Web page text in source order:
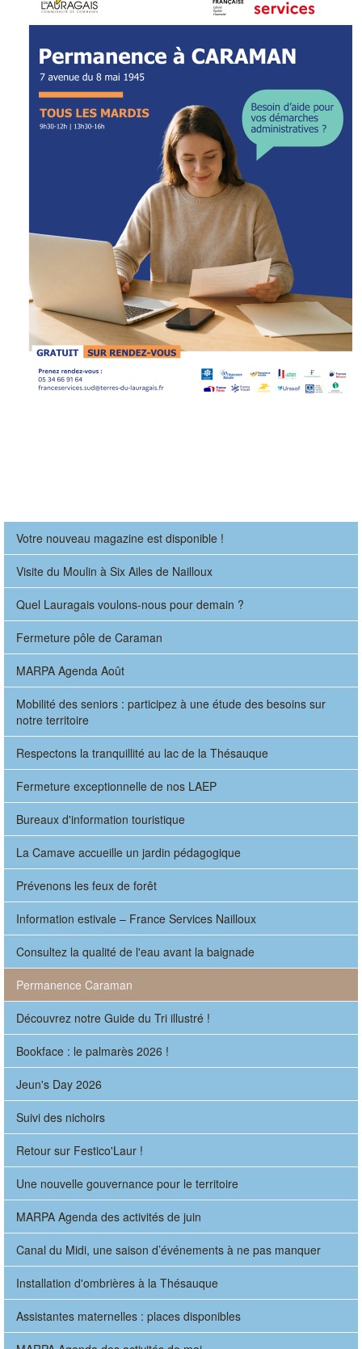
Votre nouveau magazine est disponible !
Visite du Moulin à Six Ailes de Nailloux
Quel Lauragais voulons-nous pour demain ?
Fermeture pôle de Caraman
MARPA Agenda Août
Mobilité des seniors : participez à une étude des besoins sur
notre territoire
Respectons la tranquillité au lac de la Thésauque
Fermeture exceptionnelle de nos LAEP
Bureaux d'information touristique
La Camave accueille un jardin pédagogique
Prévenons les feux de forêt
Information estivale – France Services Nailloux
Consultez la qualité de l'eau avant la baignade
Permanence Caraman
Découvrez notre Guide du Tri illustré !
Bookface : le palmarès 2026 !
Jeun's Day 2026
Suivi des nichoirs
Retour sur Festico'Laur !
Une nouvelle gouvernance pour le territoire
MARPA Agenda des activités de juin
Canal du Midi, une saison d’événements à ne pas manquer
Installation d'ombrières à la Thésauque
Assistantes maternelles : places disponibles